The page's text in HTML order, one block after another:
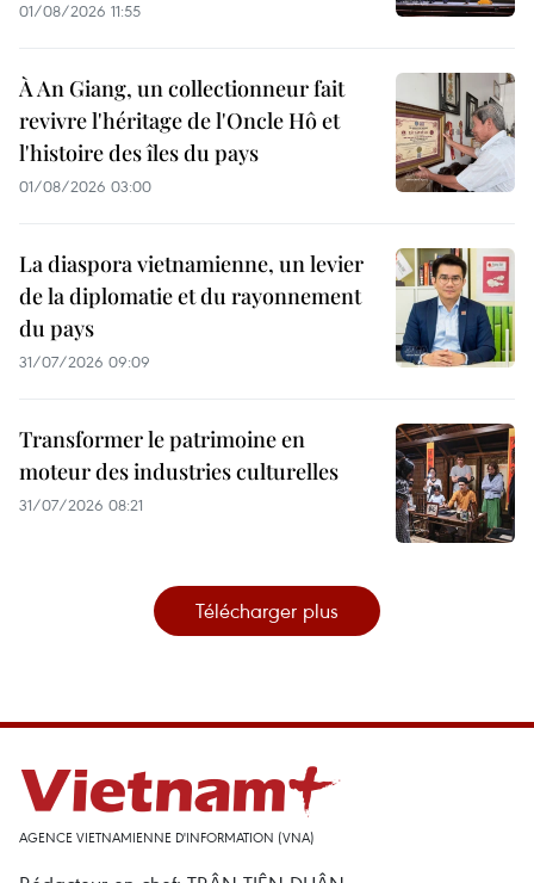
01/08/2026 11:55
À An Giang, un collectionneur fait
revivre l'héritage de l'Oncle Hô et
l'histoire des îles du pays
01/08/2026 03:00
La diaspora vietnamienne, un levier
de la diplomatie et du rayonnement
du pays
31/07/2026 09:09
Transformer le patrimoine en
moteur des industries culturelles
31/07/2026 08:21
Télécharger plus
AGENCE VIETNAMIENNE D'INFORMATION (VNA)